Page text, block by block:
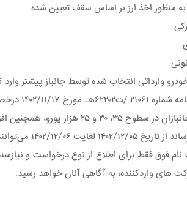
شده توسط جانباز پیشتر وارد کشور شده باشد، ردیف های ۳، ۴، ۵ و ۶ نیاز نیست،
شده در فهرست مشمولان
فوق فقط برای اطلاع از نوع درخواست و
های واردکننده، به آگاهی آنان خواهد رسید.